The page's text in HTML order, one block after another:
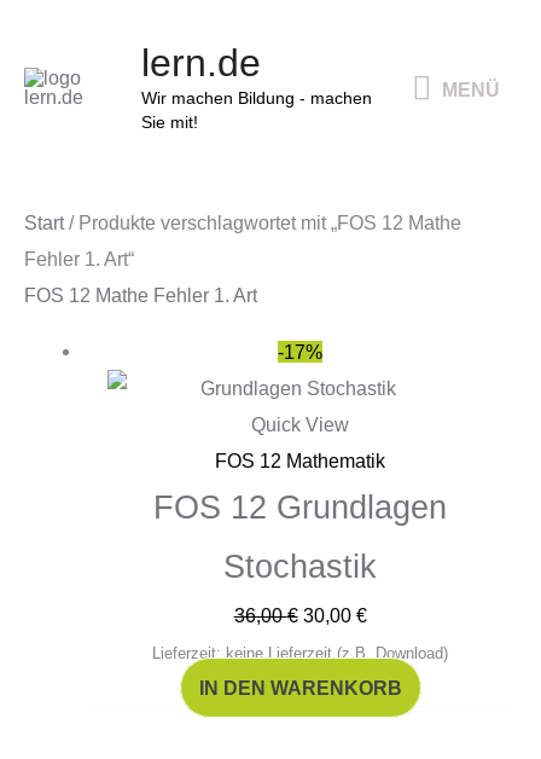
springen
lern.de
Wir machen Bildung - machen
Sie mit!
MENÜ
Start/ Produkte verschlagwortet mit „FOS 12 Mathe
Fehler 1. Art“
FOS 12 Mathe Fehler 1. Art
-17%
Quick View
FOS 12 Mathematik
FOS 12 Grundlagen
Stochastik
36,00€
Ursprünglicher
Preis
war:
36,00 €
30,00 €
Preis
30,00 €.
Lieferzeit: keine Lieferzeit (z.B. Download)
IN DEN WARENKORB